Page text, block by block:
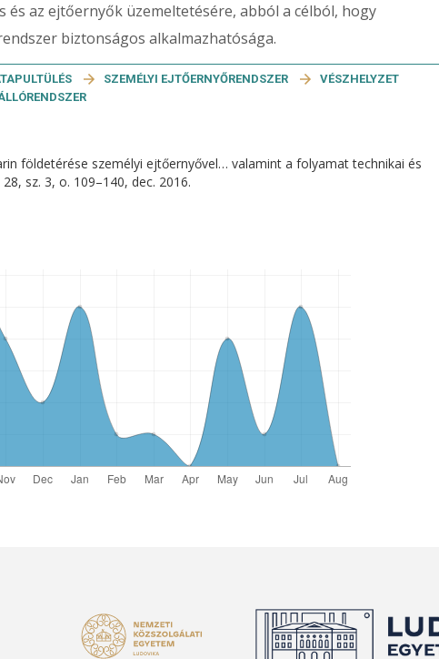
és az ejtőernyők üzemeltetésére, abból a célból, hogy
biztonságos alkalmazhatósága.
SZEMÉLYI EJTŐERNYŐRENDSZER
VÉSZHELYZET
földetérése személyi ejtőernyővel… valamint a folyamat technikai és
sz. 3, o. 109–140, dec. 2016.